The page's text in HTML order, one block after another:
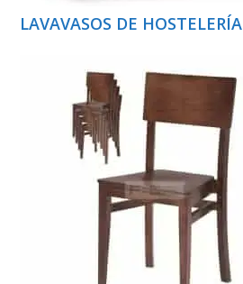
LAVAVASOS DE HOSTELERÍA